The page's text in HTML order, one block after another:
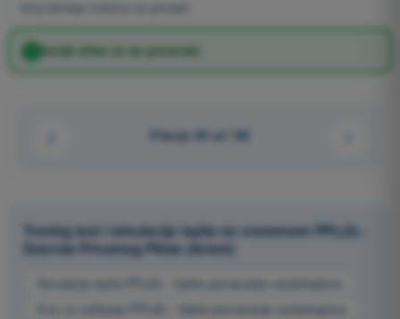
korak elise ce se povecati.
Pitanje 59 od 136
Trening test i simulacije ispita sa vremenom PPL(A) -
Dozvola Privatnog Pilota (Avioni)
Simulacija ispita PPL(A) - Opšte poznavanje vazduhoplova
Kviz za vežbanje PPL(A) - Opšte poznavanje vazduhoplova